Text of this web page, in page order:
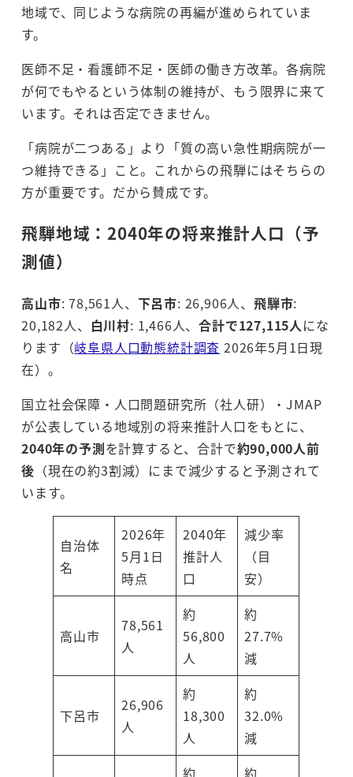
地域で、同じような病院の再編が進められていま
す。
医師不足・看護師不足・医師の働き方改革。各病院
が何でもやるという体制の維持が、もう限界に来て
います。それは否定できません。
「病院が二つある」より「質の高い急性期病院が一
つ維持できる」こと。これからの飛騨にはそちらの
方が重要です。だから賛成です。
飛騨地域：2040年の将来推計人口（予
測値）
高山市: 78,561人、 下呂市: 26,906人、 飛騨市:
20,182人、
白川村: 1,466人、合計で127,115人 にな
ります（岐阜県人口動態統計調査 2026年5月1日現
在）。
国立社会保障・人口問題研究所（社人研）・JMAP
が公表している地域別の将来推計人口をもとに、
2040年の予測を計算すると、合計で約90,000人前
後 （現在の約3割減）にまで減少すると予測されて
います。
自治体
名
2026年
5月1日
時点
2040年
推計人
口
減少率
（目
安）
高山市
78,561
人
約
56,800
人
約
27.7%
減
下呂市
26,906
人
約
18,300
人
約
32.0%
減
約 約